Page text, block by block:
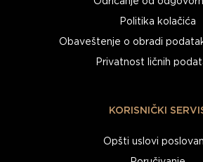
Politika kolačića
Obaveštenje o obradi
Privatnost ličnih
KORISNIČKI
Opšti uslovi